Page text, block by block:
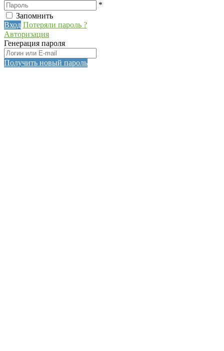
*
Запомнить
Вход Потеряли пароль ?
Авторизация
Генерация пароля
Получить новый пароль